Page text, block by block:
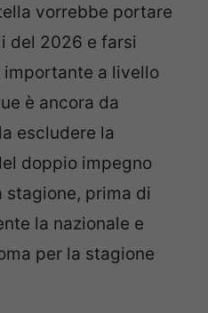
vorrebbe portare
del 2026 e farsi
importante a livello
è ancora da
escludere la
doppio impegno
prima di
la nazionale e
per la stagione